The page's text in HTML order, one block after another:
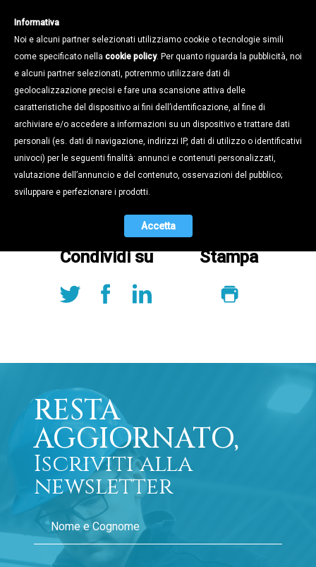
Magazine /
Newsletter 10 - 2021
23.03.2021
On line in numero 10/2021 di News Made in Confapi!
Condividi su Stampa
RESTA
AGGIORNATO,
Iscriviti alla
newsletter
Informativa
Noi e alcuni partner selezionati utilizziamo cookie o tecnologie simili
come specificato nella cookie policy. Per quanto riguarda la pubblicità, noi
e alcuni partner selezionati, potremmo utilizzare dati di
geolocalizzazione precisi e fare una scansione attiva delle
caratteristiche del dispositivo ai fini dell’identificazione, al fine di
archiviare e/o accedere a informazioni su un dispositivo e trattare dati
personali (es. dati di navigazione, indirizzi IP, dati di utilizzo o identificativi
univoci) per le seguenti finalità: annunci e contenuti personalizzati,
valutazione dell’annuncio e del contenuto, osservazioni del pubblico;
sviluppare e perfezionare i prodotti.
Accetta